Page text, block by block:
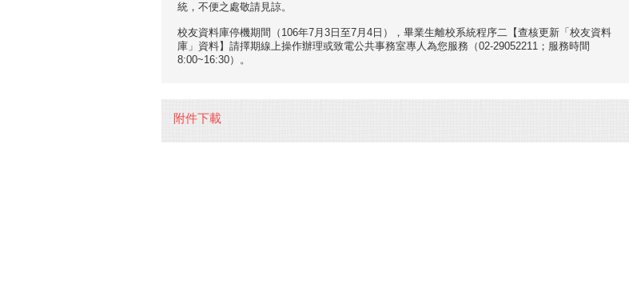
統，不便之處敬請見諒。
校友資料庫停機期間（106年7月3日至7月4日），畢業生離校系統程序二【查核更新「校友資料
庫」資料】請擇期線上操作辦理或致電公共事務室專人為您服務（02-29052211；服務時間
8:00~16:30）。
附件下載